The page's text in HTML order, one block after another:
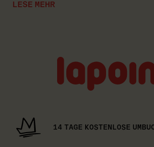
LESE MEHR
14 TAGE KOSTENLOSE